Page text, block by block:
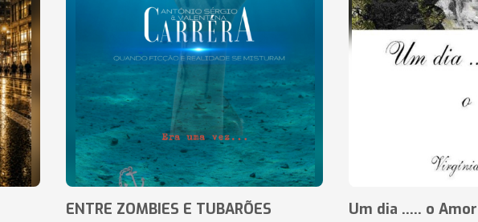
ENTRE ZOMBIES E TUBARÕES Um dia ..... o Amor